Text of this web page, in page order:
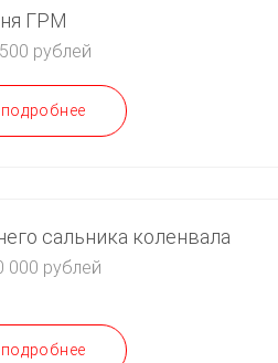
ГРМ
рублей
сальника коленвала
000 рублей